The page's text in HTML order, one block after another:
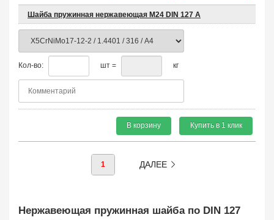
Шайба пружинная нержавеющая М24 DIN 127 A
Кол-во: шт = кг
В корзину Купить в 1 клик
1 ДАЛЕЕ
Нержавеющая пружинная шайба по DIN 127